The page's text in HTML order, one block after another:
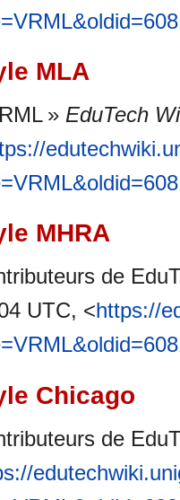
MLA
» EduTech
MHRA
de
UTC, <https://
Chicago
de